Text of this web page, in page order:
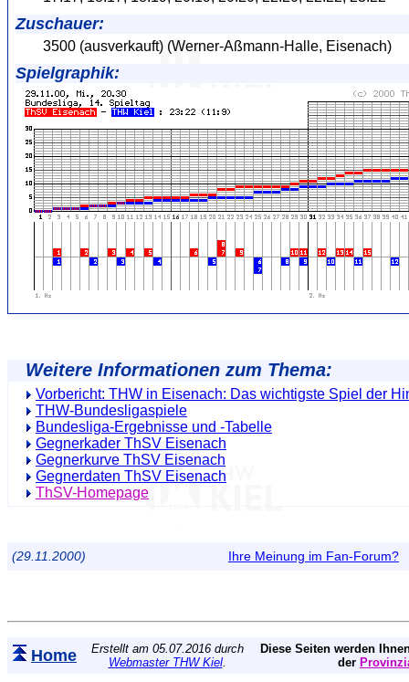
Zuschauer:
3500 (ausverkauft) (Werner-Aßmann-Halle, Eisenach)
Spielgraphik:
Weitere Informationen zum Thema:
Vorbericht: THW in Eisenach: Das wichtigste Spiel der
THW-Bundesligaspiele
Bundesliga-Ergebnisse und -Tabelle
Gegnerkader ThSV Eisenach
Gegnerkurve ThSV Eisenach
Gegnerdaten ThSV Eisenach
ThSV-Homepage
(29.11.2000) Ihre Meinung im Fan-Forum?
Home
Erstellt am 05.07.2016 durch
Webmaster THW Kiel.
Diese Seiten werden
der